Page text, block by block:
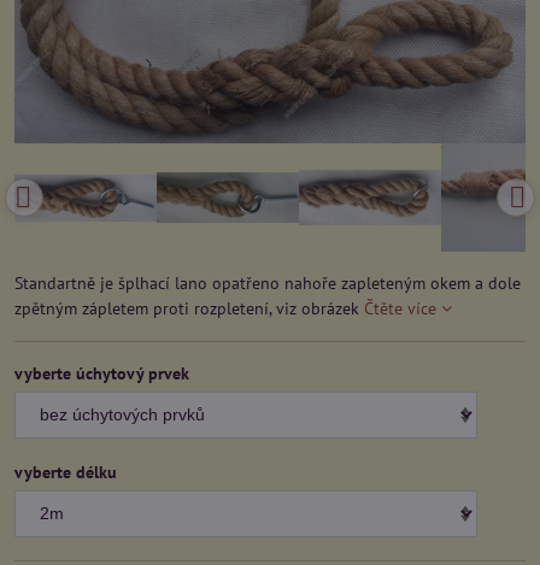
Standartně je šplhací lano opatřeno nahoře zapleteným okem a dole
zpětným zápletem proti rozpletení, viz obrázek Čtěte více
vyberte úchytový prvek
vyberte délku